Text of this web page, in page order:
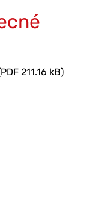
211.16 kB)